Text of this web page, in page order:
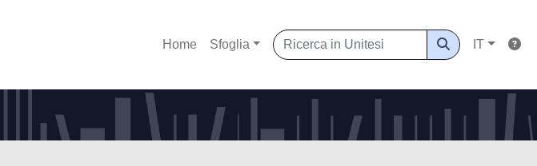
Home Sfoglia IT